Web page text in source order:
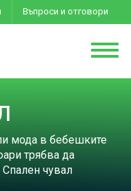
Въпроси и отговори
мода в бебешките
трябва да
чувал